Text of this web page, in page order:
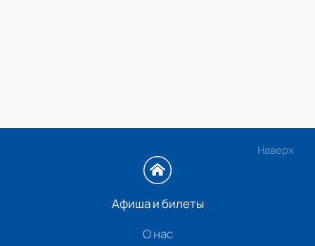
Наверх
Афиша и билеты
О нас